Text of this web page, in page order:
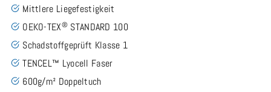
Mittlere Liegefestigkeit
OEKO-TEX® STANDARD 100
Schadstoffgeprüft Klasse 1
TENCEL™ Lyocell Faser
600g/m² Doppeltuch